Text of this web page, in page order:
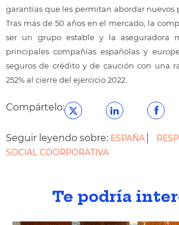
garantías que les permitan abordar nuevos
Tras más de 50 años en el mercado, la
ser un grupo estable y la aseguradora
principales compañías españolas y
seguros de crédito y de caución con una
252% al cierre del ejercicio 2022.
Compártelo:
Seguir leyendo sobre: ESPAÑA
SOCIAL COORPORATIVA
Te podría